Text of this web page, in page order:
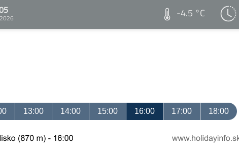
-4.5 °C
13:00 14:00 15:00 16:00 17:00 18:00